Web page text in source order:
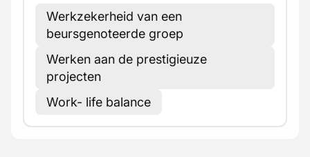
Werkzekerheid van een
beursgenoteerde groep
Werken aan de prestigieuze
projecten
Work- life balance